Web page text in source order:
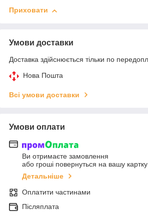
Приховати
Умови доставки
Доставка здійснюється тільки по
Нова Пошта
Всі умови доставки
Умови оплати
Ви отримаєте замовлення
або гроші повернуться на вашу картку
Детальніше
Оплатити частинами
Післяплата